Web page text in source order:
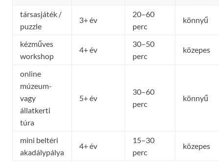
társasjáték /
puzzle
3+ év
20–60
perc
könnyű
kézműves
workshop
4+ év
30–50
perc
közepes
online
múzeum-
vagy
állatkerti
túra
5+ év
30–60
perc
könnyű
mini beltéri
akadálypálya
4+ év
15–30
perc
közepes